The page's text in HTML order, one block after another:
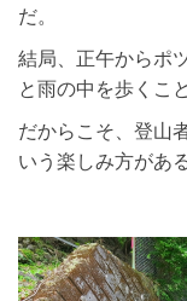
だ。
結局、正午からポ
と雨の中を歩くこ
だからこそ、登山
いう楽しみ方がある